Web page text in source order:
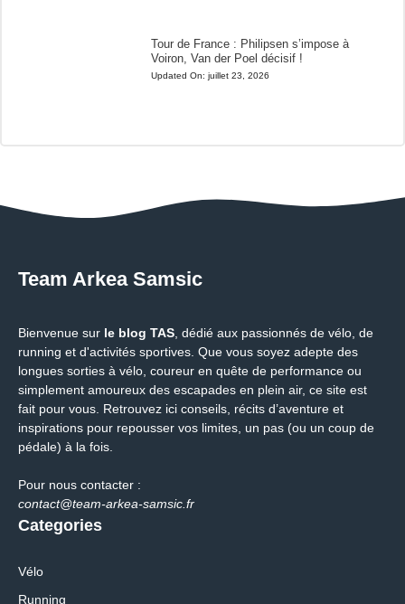
Tour de France : Philipsen s’impose à
Voiron, Van der Poel décisif !
Updated On: juillet 23, 2026
Team Arkea Samsic
Bienvenue sur le blog TAS, dédié aux passionnés de vélo, de
running et d'activités sportives. Que vous soyez adepte des
longues sorties à vélo, coureur en quête de performance ou
simplement amoureux des escapades en plein air, ce site est
fait pour vous. Retrouvez ici conseils, récits d’aventure et
inspirations pour repousser vos limites, un pas (ou un coup de
pédale) à la fois.
Pour nous contacter :
contact@team-arkea-samsic.fr
Categories
Vélo
Running